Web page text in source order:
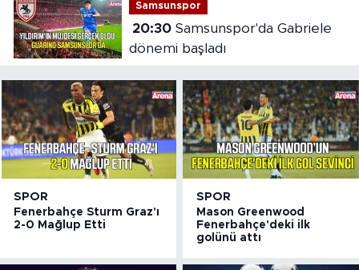
Samsunspor
20:30Samsunspor'da Gabriele
dönemi başladı
SPOR
Fenerbahçe Sturm Graz'ı
2-0 Mağlup Etti
SPOR
Mason Greenwood
Fenerbahçe'deki ilk
golünü attı